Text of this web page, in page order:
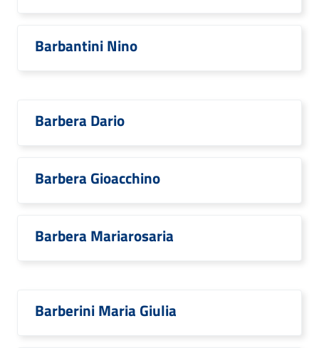
Barbantini Nino
Barbera Dario
Barbera Gioacchino
Barbera Mariarosaria
Barberini Maria Giulia